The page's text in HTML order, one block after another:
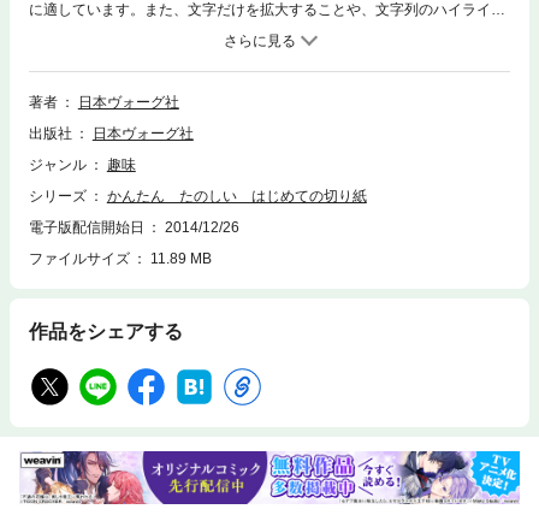
に適しています。また、文字だけを拡大することや、文字列のハイライ
ト、検索、辞書の参照、引用などの機能が使用できません。「折って、切
って、開く」ときれいなシルエットが広がる人気のペーパークラフト、切
り紙。小さなモチーフから連続模様や雪の結晶模様まで、かわいくて切り
やすい図案を215点掲載。また立体になる切り紙やモビール、ステンドグ
方”や“切り方”のコツを写真プロセスで紹介し、はじめてでも安心の内容に
します。※本書は同名の出版物（紙版）を電子化したものです。一部、紙
で複製、転載、改ざん、公衆送信すること、及び有償無償にかかわらず、
本データを第三者に譲渡することを禁じます。※本書に掲載された作品等
の著作権は、作者、デザイナー等著作権者に帰属します。※電子書籍の仕
様により、本書に掲載している図案・型紙は、印刷・コピー・複製して利
り記載されている寸法・倍率とは異なった表示となります。※掲載情報
著者
日本ヴォーグ社
出版社
日本ヴォーグ社
ジャンル
趣味
シリーズ
かんたん たのしい はじめての切り紙
電子版配信開始日
2014/12/26
ファイルサイズ
11.89 MB
作品をシェアする